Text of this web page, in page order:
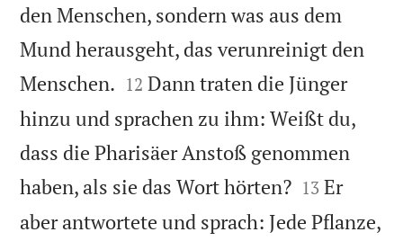
den Menschen, sondern was aus dem
Mund herausgeht, das verunreinigt den
Menschen. 

12 Dann traten die Jünger
hinzu und sprachen zu ihm: Weißt du,
dass die Pharisäer Anstoß genommen
haben, als sie das Wort hörten?
13 Er
aber antwortete und sprach: Jede Pflanze,